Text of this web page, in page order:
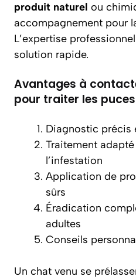
produit naturel ou
accompagnement pour
L’expertise
solution rapide.
Avantages à
pour traiter les
Diagnostic précis
Traitement
l’infestation
Application de
sûrs
Éradication
adultes
Conseils
Un chat venu se